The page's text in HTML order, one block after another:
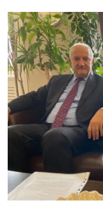
MİZAH
TARİH
Genel
Politika
BÖLGEDEN